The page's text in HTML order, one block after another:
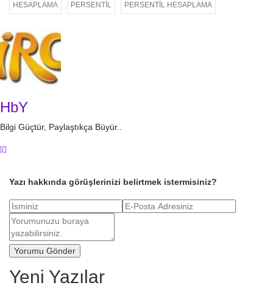
HESAPLAMA PERSENTIL PERSENTIL HESAPLAMA
HbY
Bilgi Güçtür, Paylaştıkça Büyür..
Yazı hakkında görüşlerinizi belirtmek istermisiniz?
Yeni Yazılar